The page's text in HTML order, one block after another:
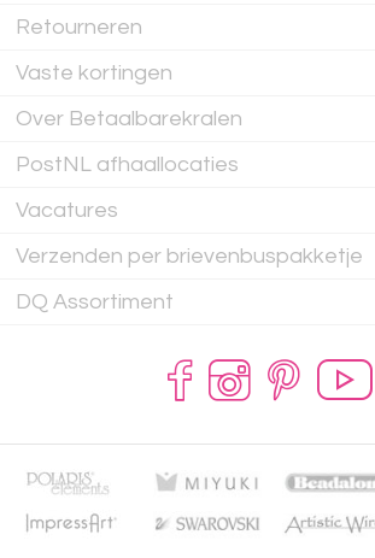
Retourneren
Vaste kortingen
Over Betaalbarekralen
PostNL afhaallocaties
Vacatures
Verzenden per brievenbuspakketje
DQ Assortiment